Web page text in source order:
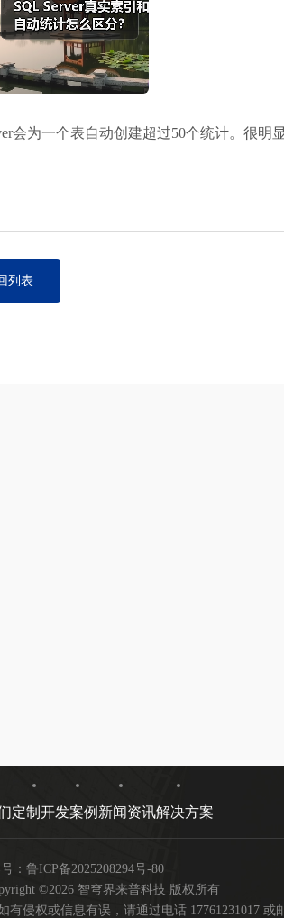
会为一个表自动创建超过50个统计。很
列表
定制开发案例 新闻资讯解决方案
： 鲁ICP备2025208294号-80
©2026 智穹界来普科技 版权所有
侵权或信息有误，请通过电话 17761231017 或邮